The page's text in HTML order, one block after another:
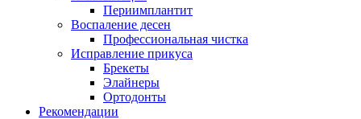
Периимплантит
Воспаление десен
Профессиональная чистка
Исправление прикуса
Брекеты
Элайнеры
Ортодонты
Рекомендации